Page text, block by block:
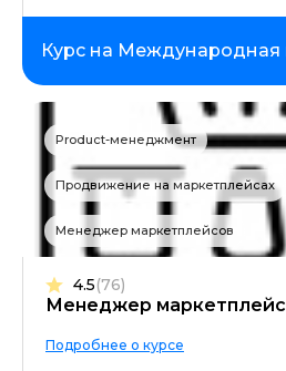
Курс на Международная
Product-менеджмент
Продвижение на маркетплейсах
Менеджер маркетплейсов
Менеджер
4.5(76)
Подробнее о курсе